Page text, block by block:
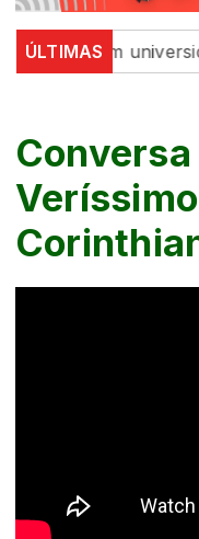
ÚLTIMAS
em universidades